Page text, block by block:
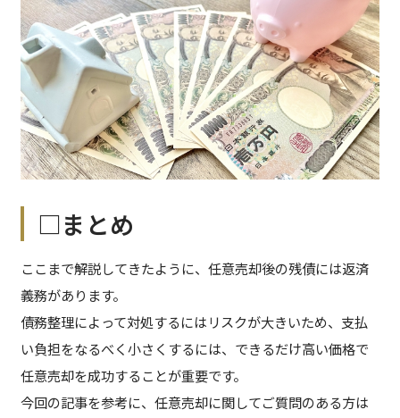
□まとめ
ここまで解説してきたように、任意売却後の残債には返済
義務があります。
債務整理によって対処するにはリスクが大きいため、支払
い負担をなるべく小さくするには、できるだけ高い価格で
任意売却を成功することが重要です。
今回の記事を参考に、任意売却に関してご質問のある方は